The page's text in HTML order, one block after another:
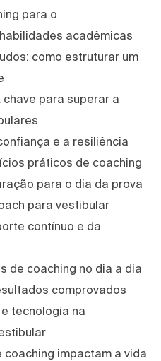
para o
acadêmicas
como estruturar um
para superar a
e a resiliência
práticos de coaching
para o dia da prova
para vestibular
contínuo e da
de coaching no dia a dia
comprovados
tecnologia na
coaching impactam a vida